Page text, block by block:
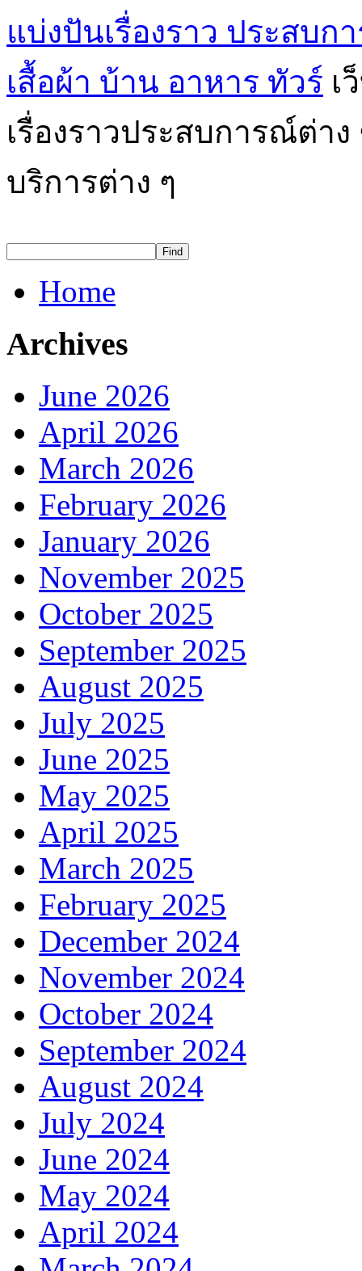
แบ่งปันเรื่องราว ประสบ
เสื้อผ้า บ้าน อาหาร ทัวร์ เ
เรื่องราวประสบการณ์ต่า
บริการต่าง ๆ
Home
Archives
June 2026
April 2026
March 2026
February 2026
January 2026
November 2025
October 2025
September 2025
August 2025
July 2025
June 2025
May 2025
April 2025
March 2025
February 2025
December 2024
November 2024
October 2024
September 2024
August 2024
July 2024
June 2024
May 2024
April 2024